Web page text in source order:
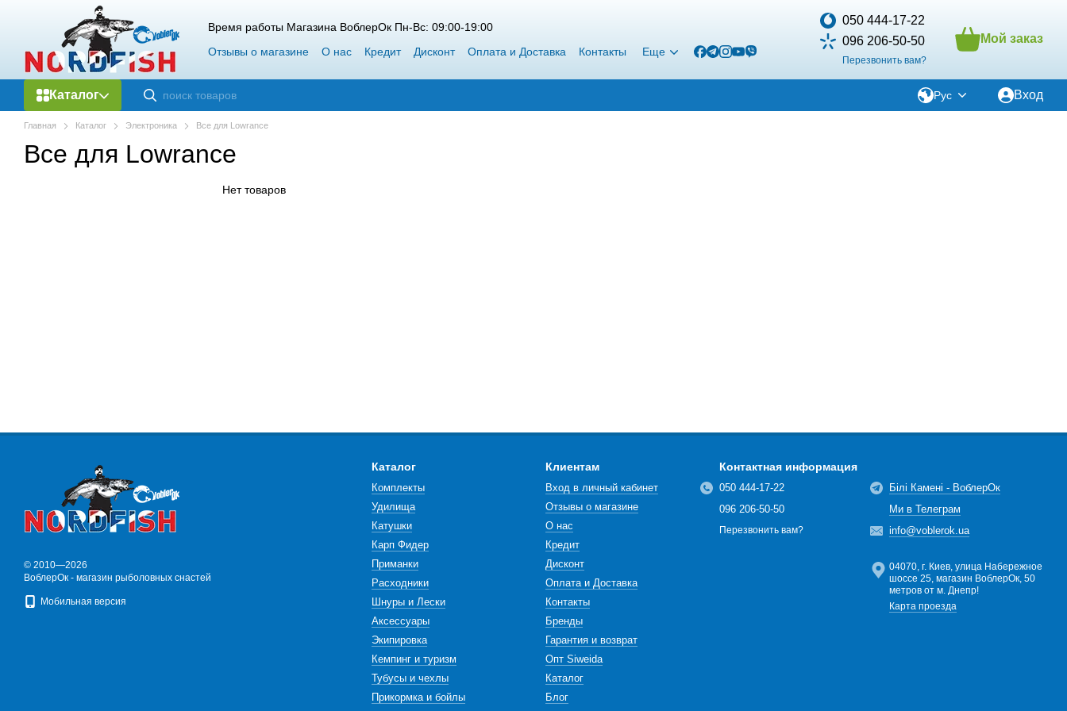
Перейти к основному контенту
Время работы Магазина ВоблерОк Пн-Вс: 09:00-19:00
Отзывы о магазине
О нас Кредит Дисконт Оплата и Доставка Контакты Еще
050 444-17-22
096 206-50-50
Перезвонить вам?
Мой заказ
Каталог Рус Вход
Главная Каталог Электроника Все для Lowrance
Все для Lowrance
Нет товаров
© 2010—2026
ВоблерОк - магазин рыболовных снастей
Мобильная версия
Каталог
Комплекты
Удилища
Катушки
Карп Фидер
Приманки
Расходники
Шнуры и Лески
Аксессуары
Экипировка
Кемпинг и туризм
Тубусы и чехлы
Прикормка и бойлы
Клиентам
Вход в личный кабинет
Отзывы о магазине
О нас
Кредит
Дисконт
Оплата и Доставка
Контакты
Бренды
Гарантия и возврат
Опт Siweida
Каталог
Блог
Контактная информация
050 444-17-22
096 206-50-50
Перезвонить вам?
Білі Камені - ВоблерОк
Ми в Телеграм
info@voblerok.ua
04070, г. Киев, улица Набережное
шоссе 25, магазин ВоблерОк, 50
метров от м. Днепр!
Карта проезда